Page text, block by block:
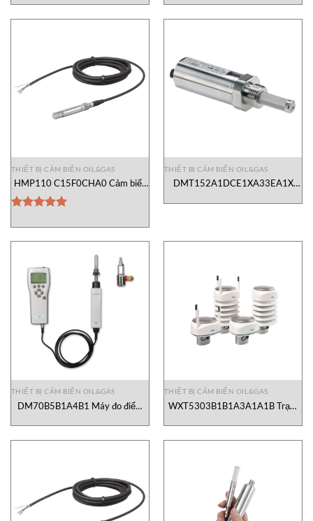
hạng5.00
5 sao
hạng5.00
5 sao
THIẾT BỊ CẢM BIẾN OIL&GAS
HMP110 C15F0CHA0 Cảm biến
độ ẩm Vaisala Vietnam
hạng5.00
5 sao
THIẾT BỊ CẢM BIẾN OIL&GAS
DMT152A1DCE1XA33EA1X
Vaisala Vietnam
THIẾT BỊ CẢM BIẾN OIL&GAS
DM70B5B1A4B1 Máy đo điểm
THIẾT BỊ CẢM BIẾN OIL&GAS
WXT5303B1B1A3A1A1B Trạm